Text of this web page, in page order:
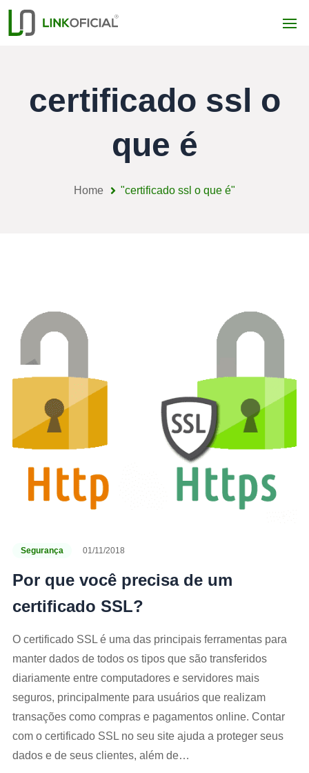
certificado ssl o
que é
Home "certificado ssl o que é"
Segurança 01/11/2018
Por que você precisa de um
certificado SSL?
O certificado SSL é uma das principais ferramentas para
manter dados de todos os tipos que são transferidos
diariamente entre computadores e servidores mais
seguros, principalmente para usuários que realizam
transações como compras e pagamentos online. Contar
com o certificado SSL no seu site ajuda a proteger seus
dados e de seus clientes, além de…